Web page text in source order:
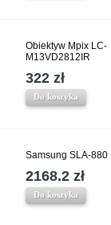
Obiektyw Mpix LC-
M13VD2812IR
322 zł
Do koszyka
Samsung SLA-880
2168.2 zł
Do koszyka